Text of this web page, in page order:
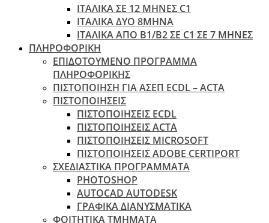
ΙΤΑΛΙΚΑ ΣΕ 12 ΜΗΝΕΣ C1
ΙΤΑΛΙΚΑ ΔΥΟ 8ΜΗΝΑ
ΙΤΑΛΙΚΑ ΑΠΌ B1/B2 ΣΕ C1 ΣΕ 7 ΜΉΝΕΣ
ΠΛΗΡΟΦΟΡΙΚΗ
ΕΠΙΔΟΤΟΥΜΕΝΟ ΠΡΟΓΡΑΜΜΑ
ΠΛΗΡΟΦΟΡΙΚΗΣ
ΠIΣΤΟΠΟΙΗΣΗ ΓΙΑ ΑΣΕΠ ECDL – ACTA
ΠΙΣΤΟΠΟΙΗΣΕΙΣ
ΠΙΣΤΟΠΟΙΗΣΕΙΣ ECDL
ΠΙΣΤΟΠΟΙΗΣΕΙΣ ACTA
ΠΙΣΤΟΠΟΙΗΣΕΙΣ MICROSOFT
ΠΙΣΤΟΠΟΙΗΣΕΙΣ ADOBE CERTIPORT
ΣΧΕΔΙΑΣΤΙΚΑ ΠΡΟΓΡΑΜΜΑΤΑ
PHOTOSHOP
AUTOCAD AUTODESK
ΓΡΑΦΙΚΑ ΔΙΑΝΥΣΜΑΤΙΚΑ
ΦΟΙΤΗΤΙΚΑ ΤΜΗΜΑΤΑ